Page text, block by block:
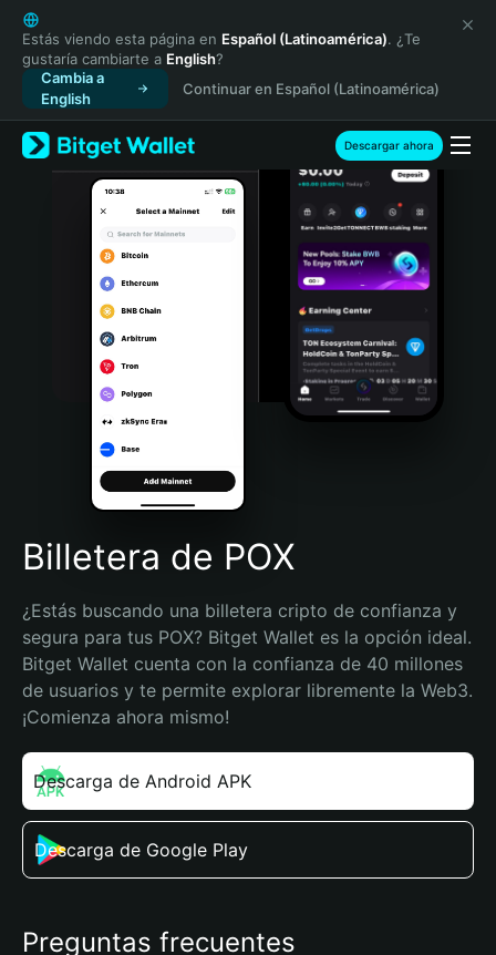
English
日本語
Tiếng Việt
Русский
Español (Latinoamérica)
Türkçe
Italiano
Português (Portugal)
Bahasa Indonesia
Português (Brasil)
Español (Argentina)
Estás viendo esta página en Español (Latinoamérica). ¿Te
gustaría cambiarte a English?
Cambia a
English
Continuar en Español (Latinoamérica)
Descargar ahora
Billetera de POX
¿Estás buscando una billetera cripto de confianza y
segura para tus POX? Bitget Wallet es la opción ideal.
Bitget Wallet cuenta con la confianza de 40 millones
de usuarios y te permite explorar libremente la Web3.
¡Comienza ahora mismo!
Descarga de Android APK
Descarga de Google Play
Preguntas frecuentes